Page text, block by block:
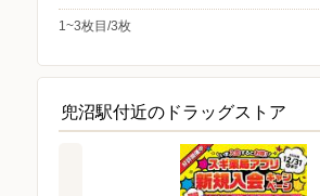
1~3枚目/3枚
兜沼駅付近のドラッグストア